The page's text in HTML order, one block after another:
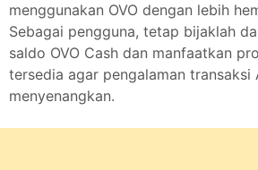
menggunakan OVO dengan lebih
Sebagai pengguna, tetap bijaklah
saldo OVO Cash dan manfaatkan
tersedia agar pengalaman transaksi
menyenangkan.